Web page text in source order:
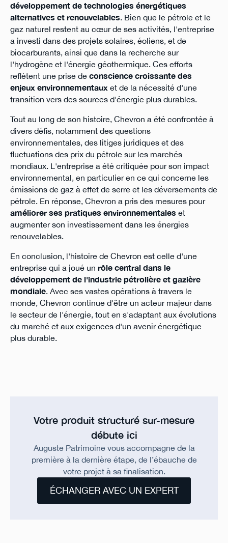
développement de technologies énergétiques
alternatives et renouvelables. Bien que le pétrole et le
gaz naturel restent au cœur de ses activités, l'entreprise
a investi dans des projets solaires, éoliens, et de
biocarburants, ainsi que dans la recherche sur
l'hydrogène et l'énergie géothermique. Ces efforts
reflètent une prise de conscience croissante des
enjeux environnementaux et de la nécessité d'une
transition vers des sources d'énergie plus durables.
Tout au long de son histoire, Chevron a été confrontée à
divers défis, notamment des questions
environnementales, des litiges juridiques et des
fluctuations des prix du pétrole sur les marchés
mondiaux. L'entreprise a été critiquée pour son impact
environnemental, en particulier en ce qui concerne les
émissions de gaz à effet de serre et les déversements de
pétrole. En réponse, Chevron a pris des mesures pour
améliorer ses pratiques environnementales et
augmenter son investissement dans les énergies
renouvelables.
En conclusion, l'histoire de Chevron est celle d'une
entreprise qui a joué un rôle central dans le
développement de l'industrie pétrolière et gazière
mondiale. Avec ses vastes opérations à travers le
monde, Chevron continue d'être un acteur majeur dans
le secteur de l'énergie, tout en s'adaptant aux évolutions
du marché et aux exigences d'un avenir énergétique
plus durable.
Votre produit structuré sur-mesure
débute ici
Auguste Patrimoine vous accompagne de la
première à la dernière étape, de l’ébauche de
votre projet à sa finalisation.
ÉCHANGER AVEC UN EXPERT